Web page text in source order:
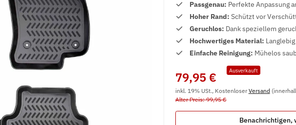
Passgenau: Perfekte Anpassung
Hoher Rand: Schützt vor
Geruchlos: Dank speziellem
Hochwertiges Material:
Einfache Reinigung: Mühelos
Ausverkauft
79,95 €
inkl. 19% USt., KostenloserVersand
Alter Preis: 99,95 €
Benachrichtigen,